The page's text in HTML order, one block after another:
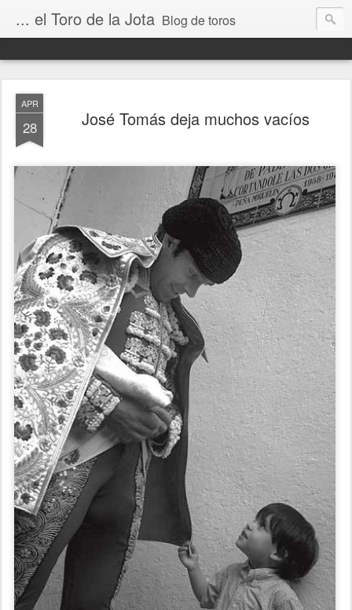
... el Toro de la Jota Blog de toros
APR
28 José Tomás deja muchos vacíos